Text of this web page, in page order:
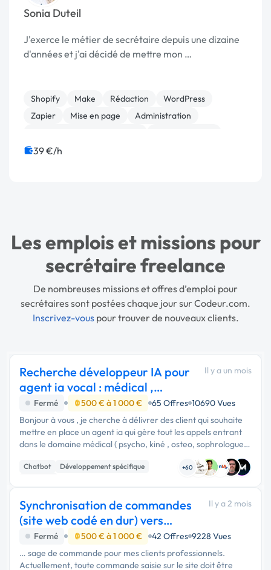
Sonia Duteil
J'exerce le métier de secrétaire depuis une dizaine
d'années et j'ai décidé de mettre mon …
Shopify Make Rédaction
WordPress
Zapier
Mise en page
Administration
Communication
39 €/h
Les emplois et missions pour
secrétaire freelance
De nombreuses missions et offres d’emploi pour
secrétaires sont postées chaque jour sur Codeur.com.
Inscrivez-vouspour trouver de nouveaux clients.
Recherche développeur IA pour
agent ia vocal : médical ,
secrétaire.
Il y a un mois
Fermé 500 € à 1 000 € 65 Offres 10690 Vues
Bonjour à vous , je cherche à délivrer des client qui souhaite
mettre en place un agent ia qui gère tout les appels entrant
dans le domaine médical ( psycho, kiné , osteo, sophrologue
etc) un agent ia qui est connecté à leurs calendrier et un
agen...
Chatbot
Développement spécifique
+60
Synchronisation de commandes
(site web codé en dur) vers
Cegid Quadra
Il y a 2 mois
Fermé 500 € à 1 000 € 42 Offres 9228 Vues
… sage de commande pour mes clients professionnels.
Actuellement, toute commande saisie sur le site doit être